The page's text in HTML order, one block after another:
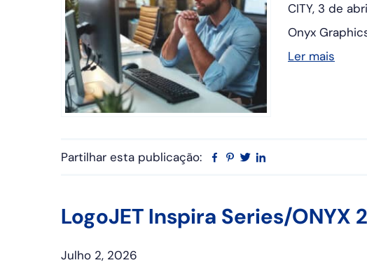
CITY, 3 de
Onyx
Ler mais
Partilhar esta publicação: Facebook
Pinterest
Twitter
LogoJET Inspira Series/ONYX
Julho 2, 2026